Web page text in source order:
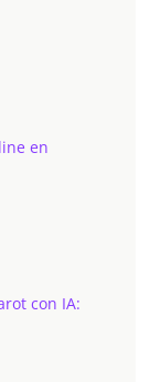
en
con IA: